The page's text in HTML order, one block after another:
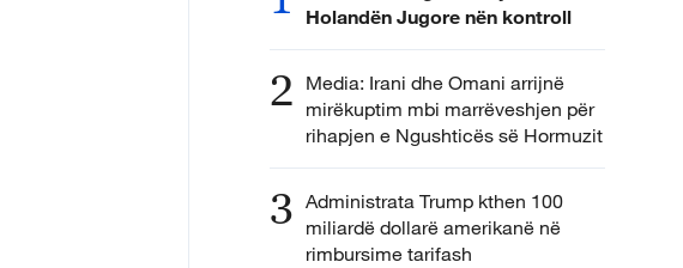
Holandën Jugore nën kontroll
2 Media: Irani dhe Omani arrijnë
mirëkuptim mbi marrëveshjen për
rihapjen e Ngushticës së Hormuzit
3 Administrata Trump kthen 100
miliardë dollarë amerikanë në
rimbursime tarifash